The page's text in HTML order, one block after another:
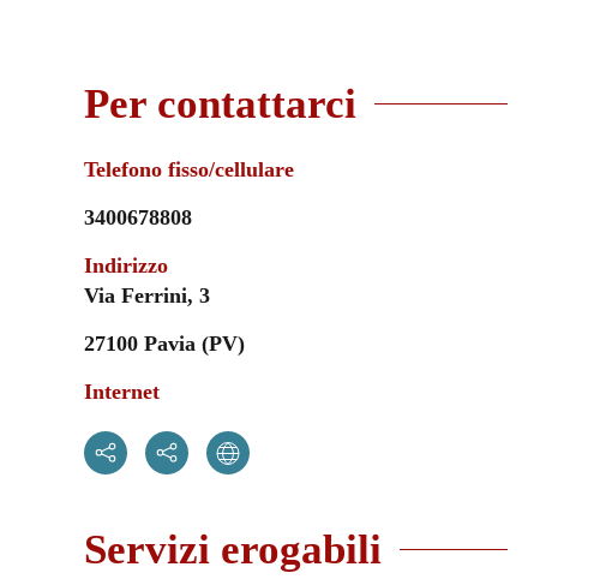
Per contattarci
Telefono fisso/cellulare
3400678808
Indirizzo
Via Ferrini, 3
27100 Pavia (PV)
Internet
Servizi erogabili